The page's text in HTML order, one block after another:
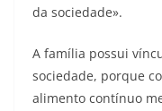
da sociedade».
A família possui
sociedade, porque
alimento contínuo